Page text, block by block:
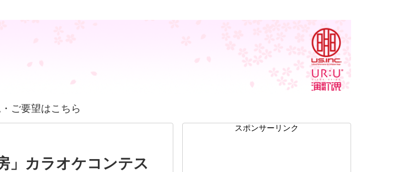
ご要望はこちら
」カラオケコンテス
スポンサーリンク